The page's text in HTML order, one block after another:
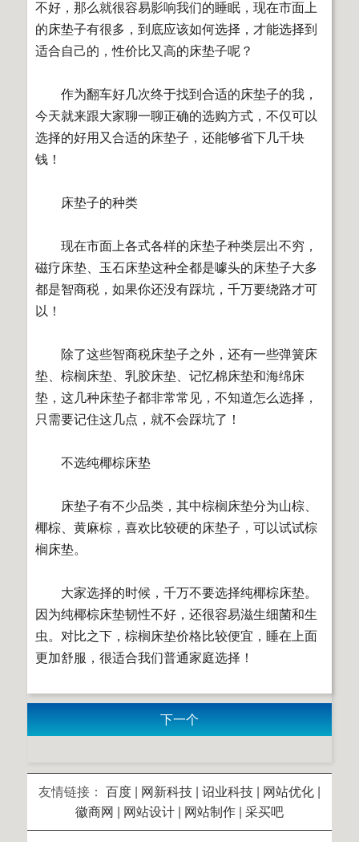
不好，那么就很容易影响我们的睡眠，现在市面上
的床垫子有很多，到底应该如何选择，才能选择到
适合自己的，性价比又高的床垫子呢？
作为翻车好几次终于找到合适的床垫子的我，
今天就来跟大家聊一聊正确的选购方式，不仅可以
选择的好用又合适的床垫子，还能够省下几千块
钱！
床垫子的种类
现在市面上各式各样的床垫子种类层出不穷，
磁疗床垫、玉石床垫这种全都是噱头的床垫子大多
都是智商税，如果你还没有踩坑，千万要绕路才可
以！
除了这些智商税床垫子之外，还有一些弹簧床
垫、棕榈床垫、乳胶床垫、记忆棉床垫和海绵床
垫，这几种床垫子都非常常见，不知道怎么选择，
只需要记住这几点，就不会踩坑了！
不选纯椰棕床垫
床垫子有不少品类，其中棕榈床垫分为山棕、
椰棕、黄麻棕，喜欢比较硬的床垫子，可以试试棕
榈床垫。
大家选择的时候，千万不要选择纯椰棕床垫。
因为纯椰棕床垫韧性不好，还很容易滋生细菌和生
虫。对比之下，棕榈床垫价格比较便宜，睡在上面
更加舒服，很适合我们普通家庭选择！
下一个
友情链接： 百度 网新科技 诏业科技 网站优化
徽商网
网站设计 网站制作 采买吧